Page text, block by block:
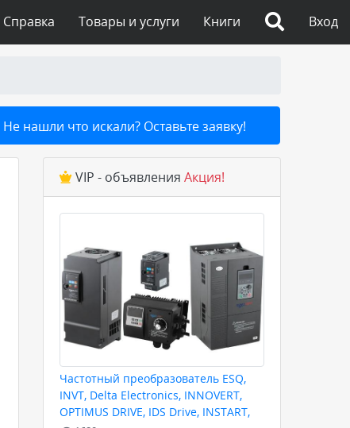
Вход
Книги
Товары и услуги
Справка
Не нашли что искали? Оставьте заявку!
VIP - объявления Акция!
Частотный преобразователь ESQ,
INVT, Delta Electronics, INNOVERT,
OPTIMUS DRIVE, IDS Drive, INSTART,